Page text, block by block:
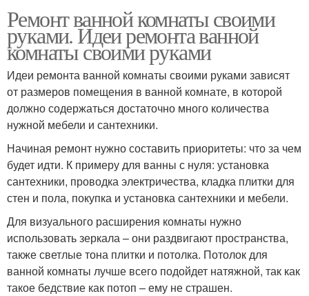
Ремонт ванной комнаты своими
руками. Идеи ремонта ванной
комнаты своими руками
Идеи ремонта ванной комнаты своими руками зависят
от размеров помещения в ванной комнате, в которой
должно содержаться достаточно много количества
нужной мебели и сантехники.
Начиная ремонт нужно составить приоритеты: что за чем
будет идти. К примеру для ванны с нуля: установка
сантехники, проводка электричества, кладка плитки для
стен и пола, покупка и установка сантехники и мебели.
Для визуального расширения комнаты нужно
использовать зеркала – они раздвигают пространства,
также светлые тона плитки и потолка. Потолок для
ванной комнаты лучше всего подойдет натяжной, так как
такое бедствие как потоп – ему не страшен.